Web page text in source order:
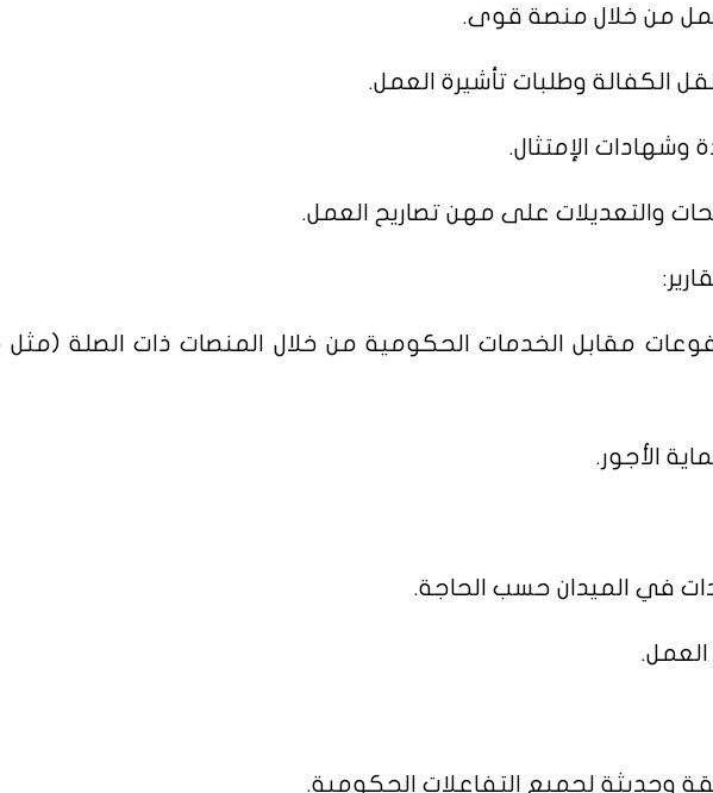
من خلال منصة قوى.
الكفالة وطلبات تأشيرة العمل.
وشهادات الإمتثال.
والتعديلات على مهن تصاريح العمل.
مقابل الخدمات الحكومية من خلال المنصات ذات الصلة (مثل
الأجور.
في الميدان حسب الحاجة.
العمل.
وحديثة لجميع التفاعلات الحكومية.